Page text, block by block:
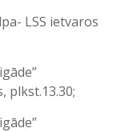
LSS ietvaros
plkst.13.30;